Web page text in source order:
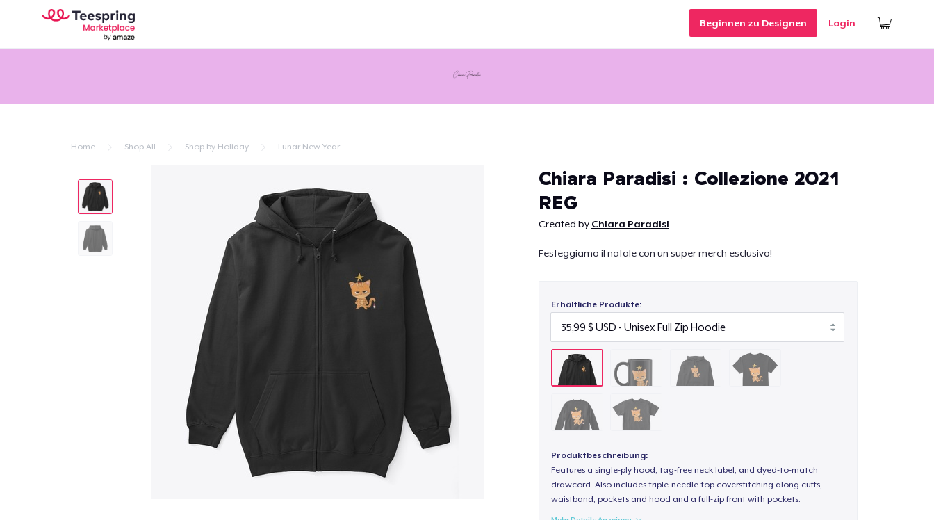
Beginnen zu Designen Login
Home Shop All Shop by Holiday Lunar New Year
Chiara Paradisi : Collezione 2021
REG
Created by Chiara Paradisi
Festeggiamo il natale con un super merch esclusivo!
Erhältliche Produkte:
Produktbeschreibung:
Features a single-ply hood, tag-free neck label, and dyed-to-match
drawcord. Also includes triple-needle top coverstitching along cuffs,
waistband, pockets and hood and a full-zip front with pockets.